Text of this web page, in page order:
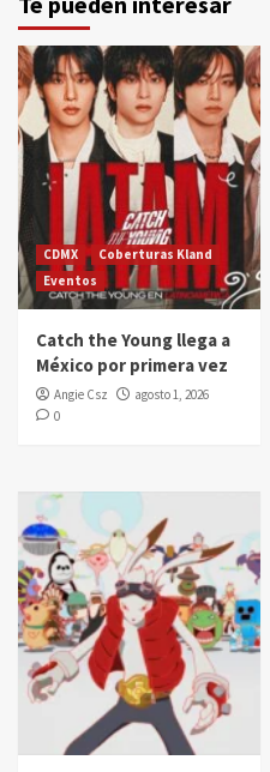
CDMX
Coberturas Kland
Eventos
Catch the Young llega a
México por primera vez
Angie Csz
agosto 1, 2026
0